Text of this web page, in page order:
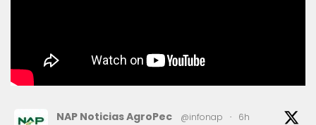
NAP Noticias AgroPec @infonap · 6h